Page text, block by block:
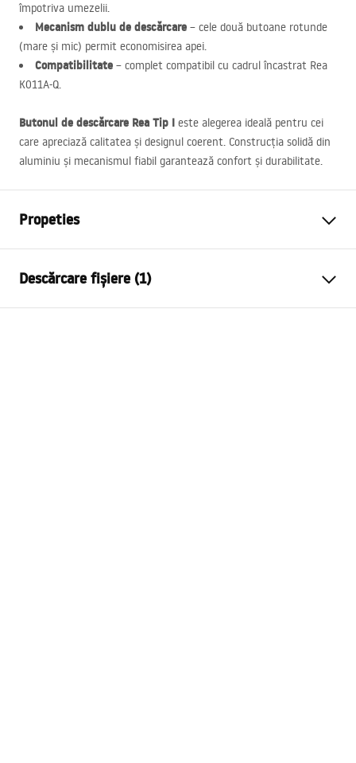
împotriva umezelii.
Mecanism dublu de descărcare – cele două butoane rotunde
(mare și mic) permit economisirea apei.
Compatibilitate – complet compatibil cu cadrul încastrat Rea
K011A-Q.
Butonul de descărcare Rea Tip I este alegerea ideală pentru cei
care apreciază calitatea și designul coerent. Construcția solidă din
aluminiu și mecanismul fiabil garantează confort și durabilitate.
Propeties
Material
Inalime
160mm
Descărcare fișiere (1)